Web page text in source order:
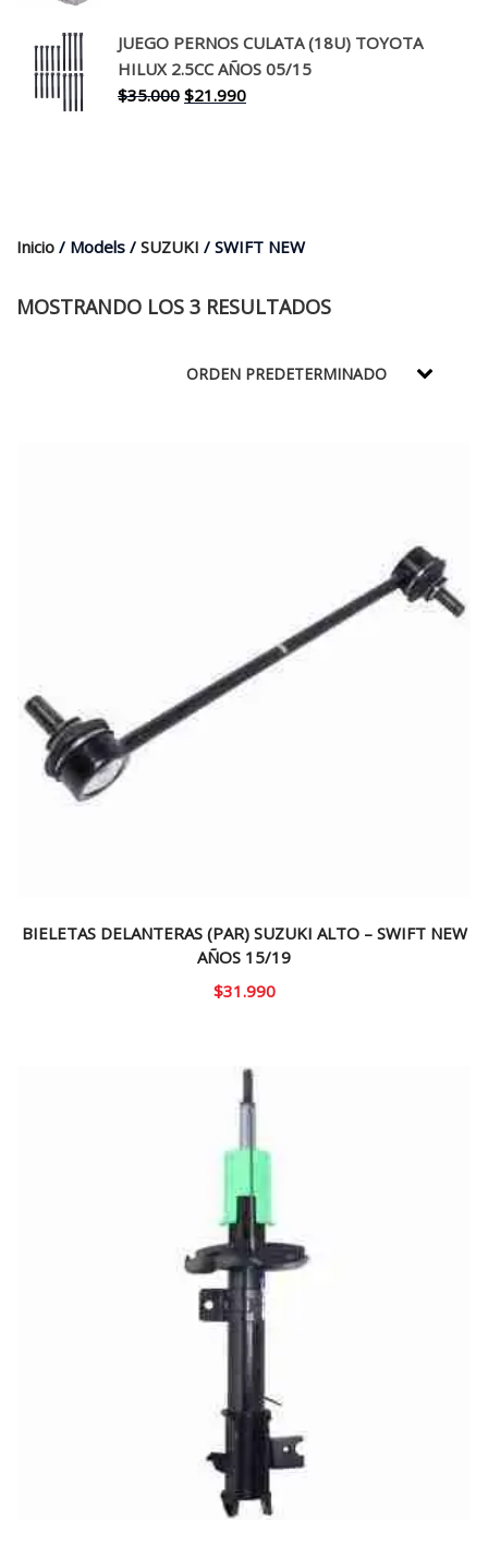
original
era:
$30.000.
actual
es:
$17.990.
JUEGO PERNOS CULATA (18U) TOYOTA
HILUX 2.5CC AÑOS 05/15
$35.000 El
$21.990El
Inicio / Models / SUZUKI / SWIFT NEW
MOSTRANDO LOS 3 RESULTADOS
BIELETAS DELANTERAS (PAR) SUZUKI ALTO – SWIFT NEW
AÑOS 15/19
$31.990